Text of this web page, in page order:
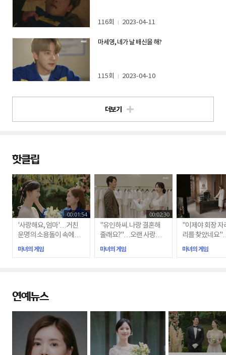
116회 2023-04-11
마세영, 네가 날 배신을 해?
115회 2023-04-10
더보기
핫클립
00:01:54
'사랑해요, 엄마'…거친
운명의 소용돌이 속에서
서로를 지켜낸 유경(장서
희)과 혜수(김규선)
마녀의 게임
00:02:30
"유인하씨. 나랑 결혼해
줄래요?"…오랜 사랑의
결실을 맺는 혜수(김규선)
와 인하(이현석)
마녀의 게임
"이제야 회장 자
리를 찾았네요
천하그룹 회장
른 유경(장서희)
마녀의 게임
연예뉴스